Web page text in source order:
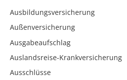
Ausbildungsversicherung
Außenversicherung
Ausgabeaufschlag
Auslandsreise-Krankversicherung
Ausschlüsse